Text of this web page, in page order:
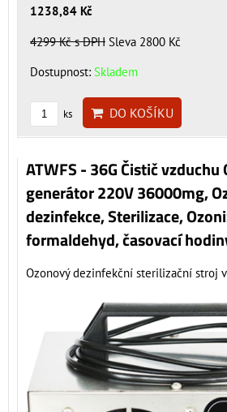
1238,84 Kč
4299 Kčs DPH Sleva 2800 Kč
Dostupnost: Skladem
ks DO KOŠÍKU
ATWFS - 36G Čistič vzduchu
generátor 220V 36000mg,
dezinfekce, Sterilizace,
formaldehyd, časovací
Ozonový dezinfekční sterilizační stroj